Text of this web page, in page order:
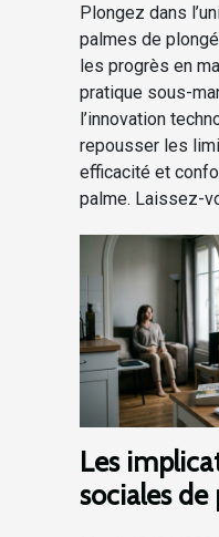
Plongez dans
palmes de
les progrès en
pratique sous-
l’innovation
repousser les
efficacité et
palme. Laissez-
Les
sociales de
poupée